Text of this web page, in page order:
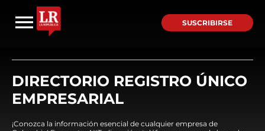
SUSCRIBIRSE
DIRECTORIO REGISTRO ÚNICO
EMPRESARIAL
¡Conozca la información esencial de cualquier empresa de